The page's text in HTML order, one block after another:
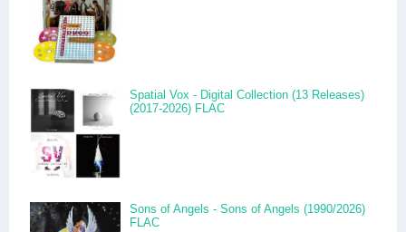
Spatial Vox - Digital Collection (13 Releases)
(2017-2026) FLAC
Sons of Angels - Sons of Angels (1990/2026)
FLAC